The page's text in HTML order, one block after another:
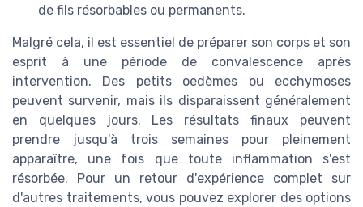
de fils résorbables ou permanents.
Malgré cela, il est essentiel de préparer son corps et son
esprit à une période de convalescence après
intervention. Des petits oedèmes ou ecchymoses
peuvent survenir, mais ils disparaissent généralement
en quelques jours. Les résultats finaux peuvent
prendre jusqu'à trois semaines pour pleinement
apparaître, une fois que toute inflammation s'est
résorbée. Pour un retour d'expérience complet sur
d'autres traitements, vous pouvez explorer des options